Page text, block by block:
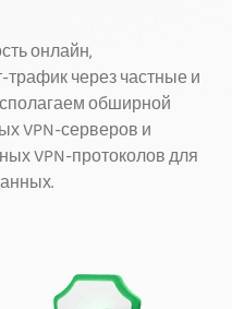
онлайн,
через частные и
обширной
VPN-серверов и
VPN-протоколов для